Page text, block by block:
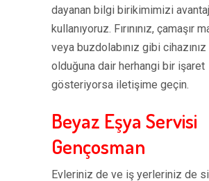
dayanan bilgi birikimimizi
kullanıyoruz. Fırınınız, çamaşır
veya buzdolabınız gibi cihazınız
olduğuna dair herhangi bir işaret
gösteriyorsa iletişime geçin.
Beyaz Eşya Servisi
Gençosman
Evleriniz de ve iş yerleriniz de